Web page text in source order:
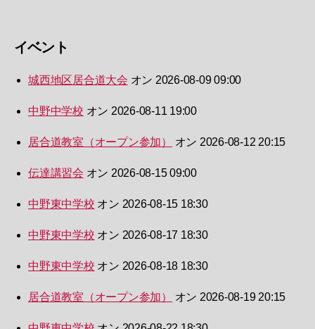
イベント
城西地区居合道大会 オン 2026-08-09 09:00
中野中学校 オン 2026-08-11 19:00
居合道教室（オープン参加） オン 2026-08-12 20:15
伝達講習会 オン 2026-08-15 09:00
中野東中学校 オン 2026-08-15 18:30
中野東中学校 オン 2026-08-17 18:30
中野東中学校 オン 2026-08-18 18:30
居合道教室（オープン参加） オン 2026-08-19 20:15